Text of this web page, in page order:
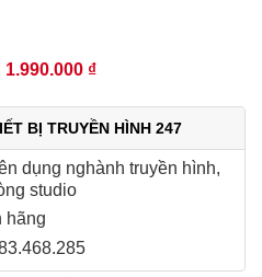
₫
BỊ TRUYỀN HÌNH 247
dụng nghành truyền hình,
studio
hãng